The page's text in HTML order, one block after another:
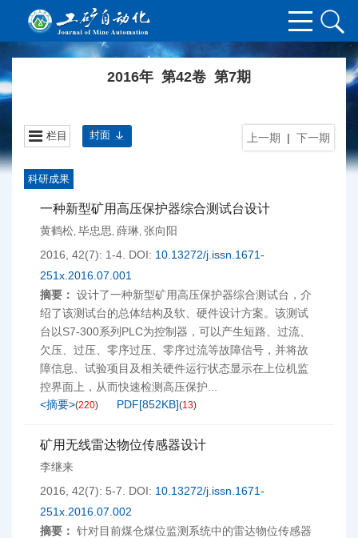
2016年 第42卷 第7期
上一期 | 下一期
栏目 封面
科研成果
一种新型矿用高压保护器综合测试台设计
黄鹤松, 毕忠思, 薛琳, 张向阳
2016, 42(7): 1-4. DOI: 10.13272/j.issn.1671-
251x.2016.07.001
摘要： 设计了一种新型矿用高压保护器综合测试台，介
绍了该测试台的总体结构及软、硬件设计方案。该测试
台以S7-300系列PLC为控制器，可以产生短路、过流、
欠压、过压、零序过压、零序过流等故障信号，并将故
障信息、试验项目及相关硬件运行状态显示在上位机监
控界面上，从而快速检测高压保护...
<摘要>(220) PDF[852KB](13)
矿用无线雷达物位传感器设计
李继来
2016, 42(7): 5-7.
DOI: 10.13272/j.issn.1671-
251x.2016.07.002
摘要： 针对目前煤仓煤位监测系统中的雷达物位传感器